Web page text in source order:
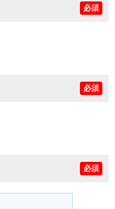
必須
必須
必須